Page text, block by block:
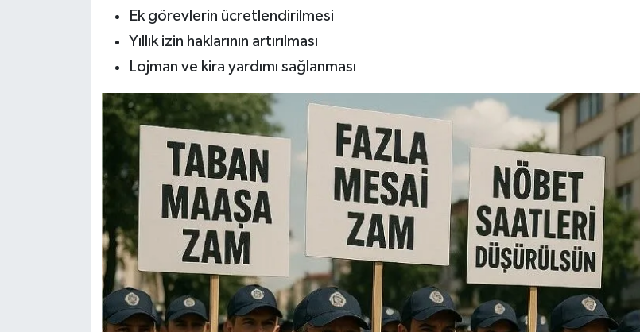
Ek görevlerin ücretlendirilmesi
Yıllık izin haklarının artırılması
Lojman ve kira yardımı sağlanması